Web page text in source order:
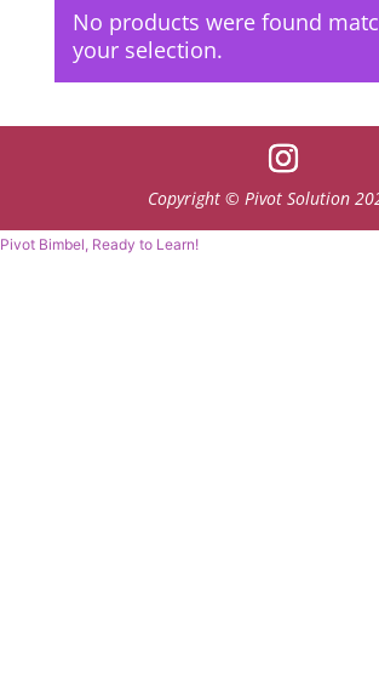
No products were found
your selection.
Copyright © Pivot Solution
Pivot Bimbel, Ready to Learn!